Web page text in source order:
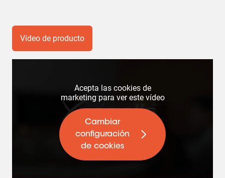
Vídeo de producto
Acepta las cookies de
marketing para ver este vídeo
Cambiar
configuración
de cookies